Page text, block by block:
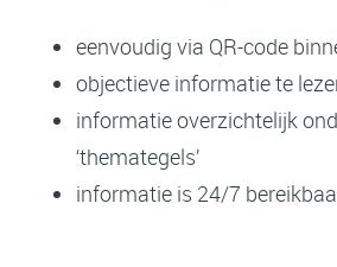
eenvoudig via QR-code
objectieve informatie te
informatie overzichtelijk
‘themategels’
informatie is 24/7